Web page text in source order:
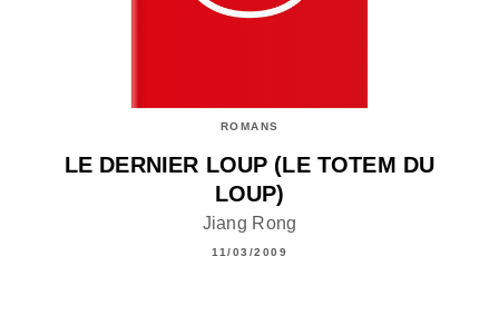
ROMANS
LE DERNIER LOUP (LE TOTEM DU
LOUP)
Jiang Rong
11/03/2009